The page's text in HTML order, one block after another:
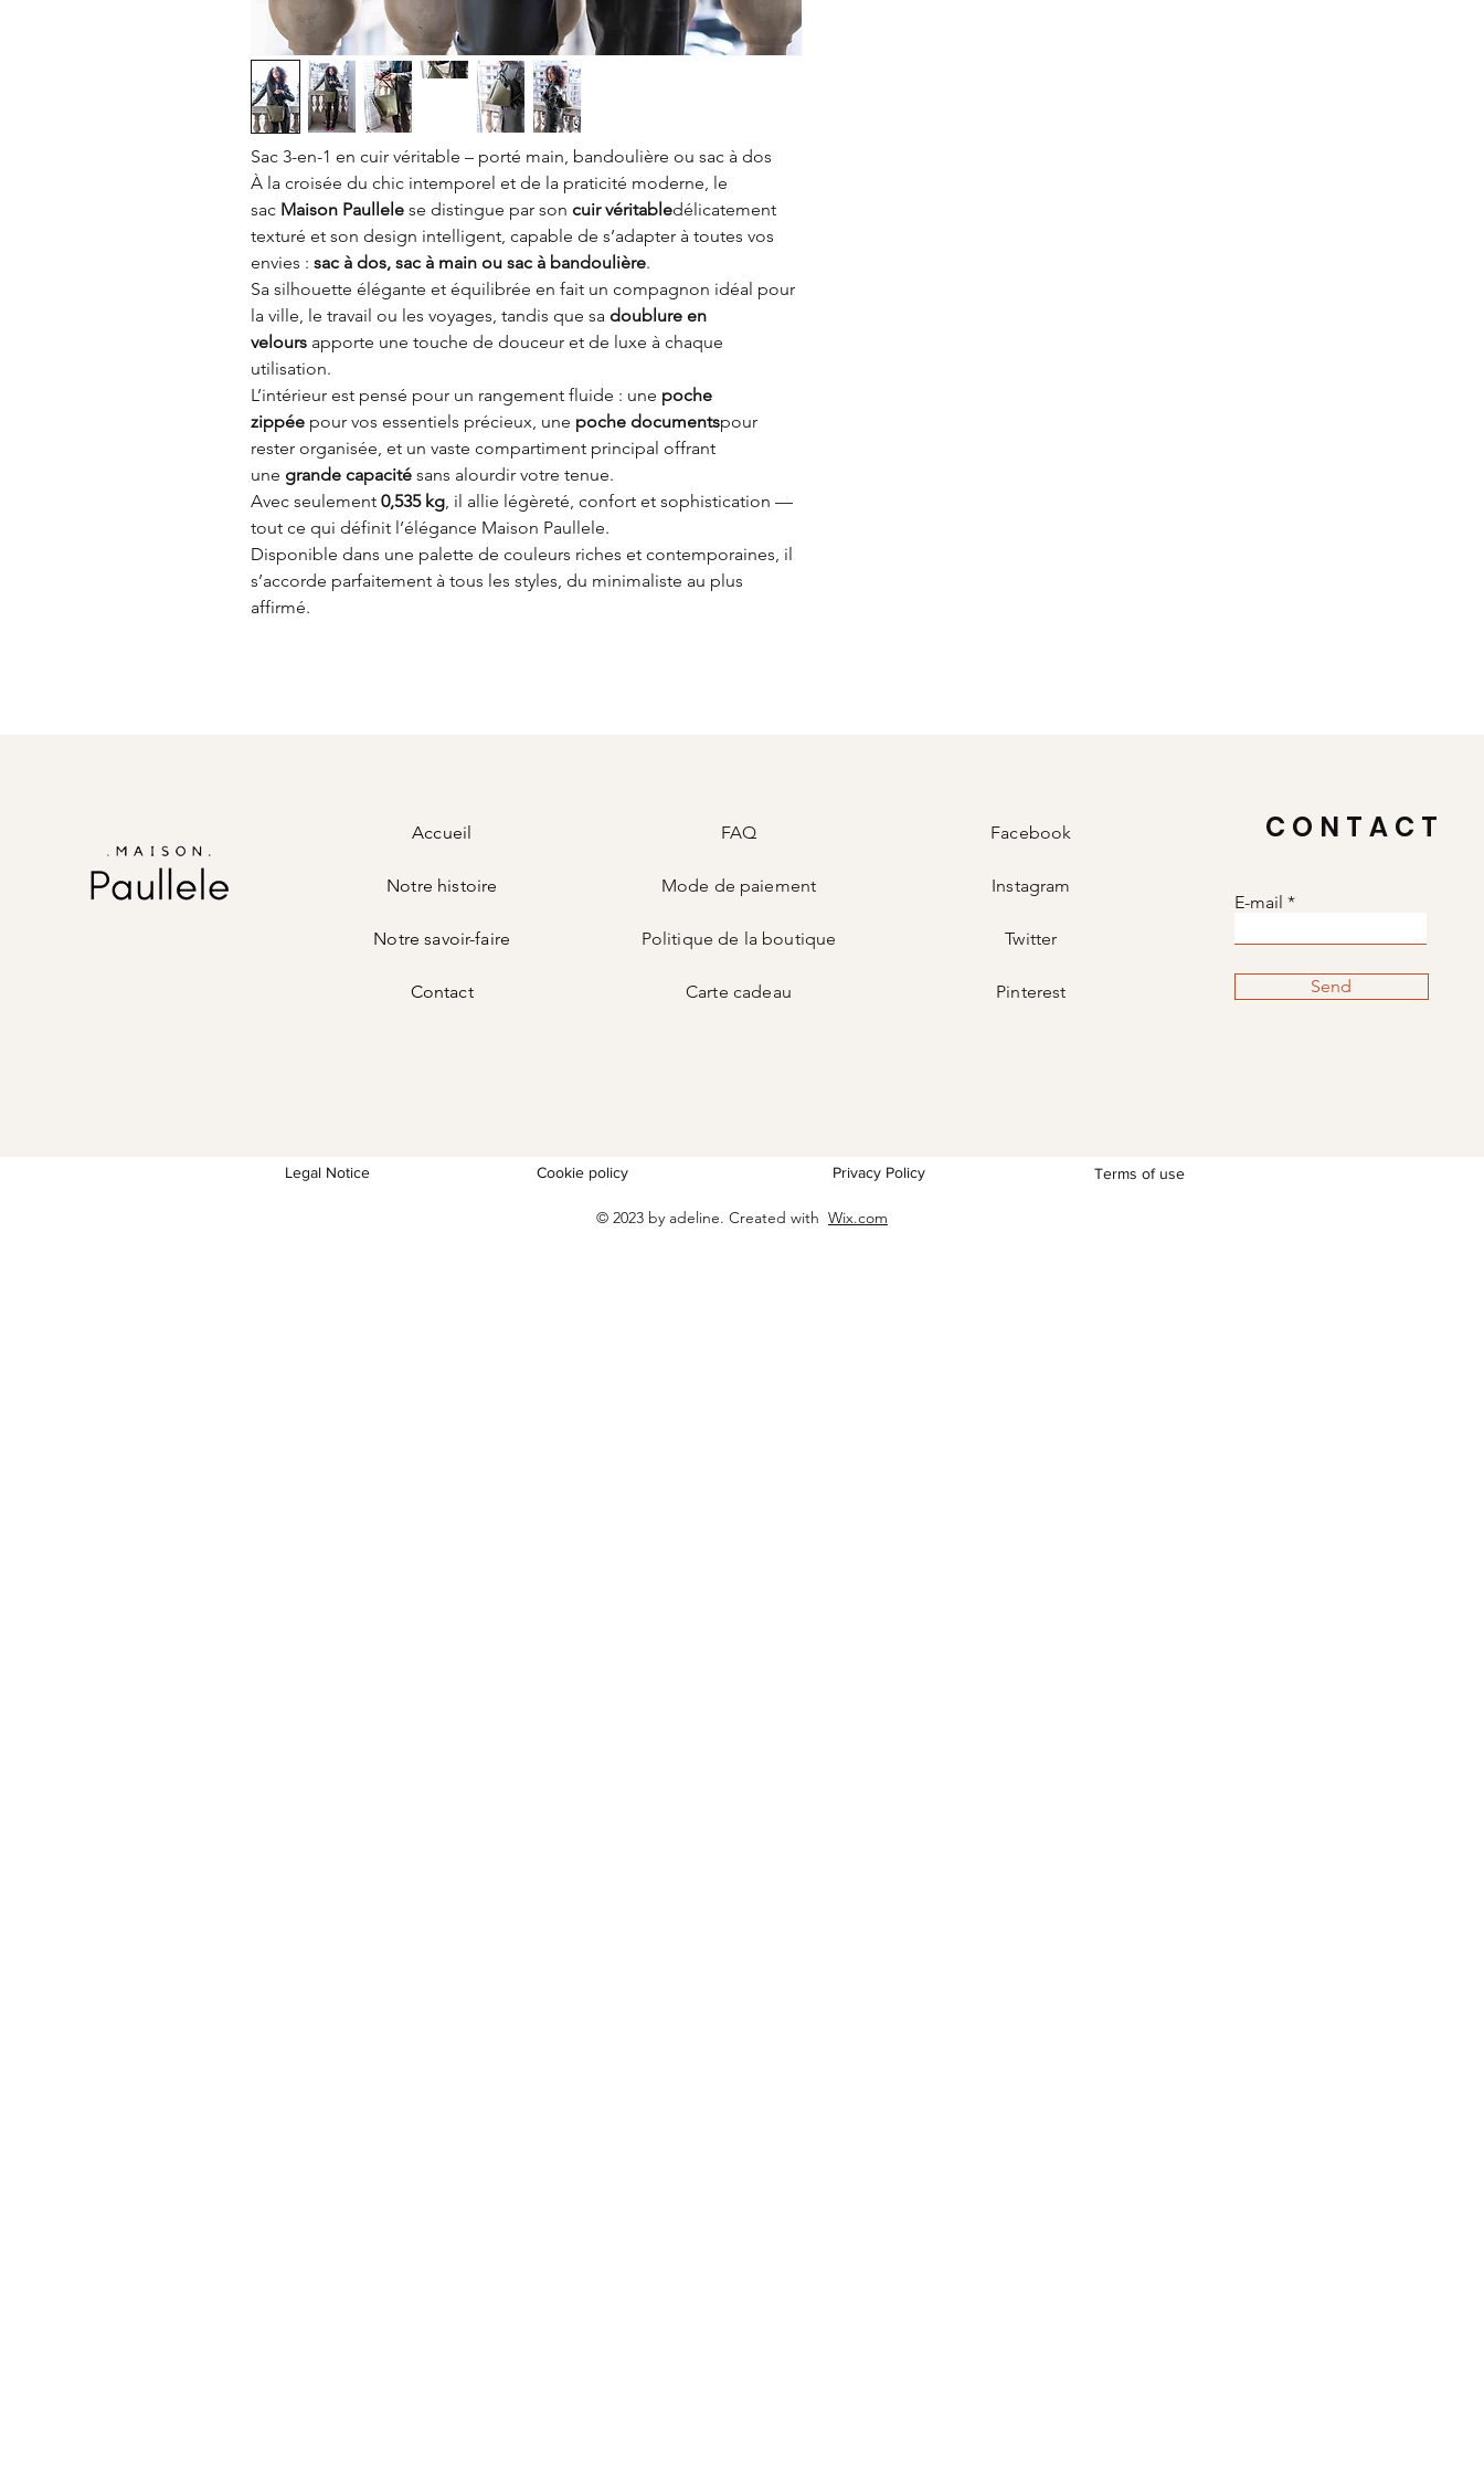
Sac 3-en-1 en cuir véritable – porté main, bandoulière ou sac à dos
À la croisée du chic intemporel et de la praticité moderne, le
sac Maison Paullele se distingue par son cuir véritabledélicatement
texturé et son design intelligent, capable de s’adapter à toutes vos
envies : sac à dos, sac à main ou sac à bandoulière.
Sa silhouette élégante et équilibrée en fait un compagnon idéal pour
la ville, le travail ou les voyages, tandis que sa doublure en
velours apporte une touche de douceur et de luxe à chaque
utilisation.
L’intérieur est pensé pour un rangement fluide : une poche
zippée pour vos essentiels précieux, une poche documentspour
rester organisée, et un vaste compartiment principal offrant
une grande capacité sans alourdir votre tenue.
Avec seulement 0,535 kg , il allie légèreté, confort et sophistication —
tout ce qui définit l’élégance Maison Paullele.
Disponible dans une palette de couleurs riches et contemporaines, il
s’accorde parfaitement à tous les styles, du minimaliste au plus
affirmé.
Accueil
Notre histoire
Notre savoir-faire
Contact
FAQ
Mode de paiement
Politique de la boutique
Carte cadeau
Facebook
Instagram
Twitter
Pinterest
CONTACT
E-mail
Send
Legal Notice Cookie policy Privacy Policy Terms of use
© 2023 by adeline. Created with Wix.com